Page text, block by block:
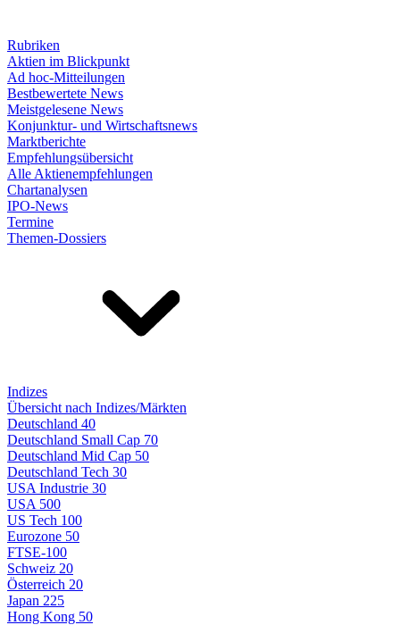
Rubriken
Aktien im Blickpunkt
Ad hoc-Mitteilungen
Bestbewertete News
Meistgelesene News
Konjunktur- und Wirtschaftsnews
Marktberichte
Empfehlungsübersicht
Alle Aktienempfehlungen
Chartanalysen
IPO-News
Termine
Themen-Dossiers
Indizes
Übersicht nach Indizes/Märkten
Deutschland 40
Deutschland Small Cap 70
Deutschland Mid Cap 50
Deutschland Tech 30
USA Industrie 30
USA 500
US Tech 100
Eurozone 50
FTSE-100
Schweiz 20
Österreich 20
Japan 225
Hong Kong 50